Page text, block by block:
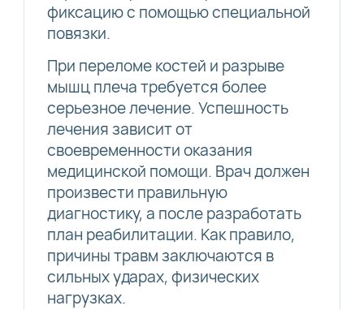
фиксацию с помощью специальной
повязки.
При переломе костей и разрыве
мышц плеча требуется более
серьезное лечение. Успешность
лечения зависит от
своевременности оказания
медицинской помощи. Врач должен
произвести правильную
диагностику, а после разработать
план реабилитации. Как правило,
причины травм заключаются в
сильных ударах, физических
нагрузках.